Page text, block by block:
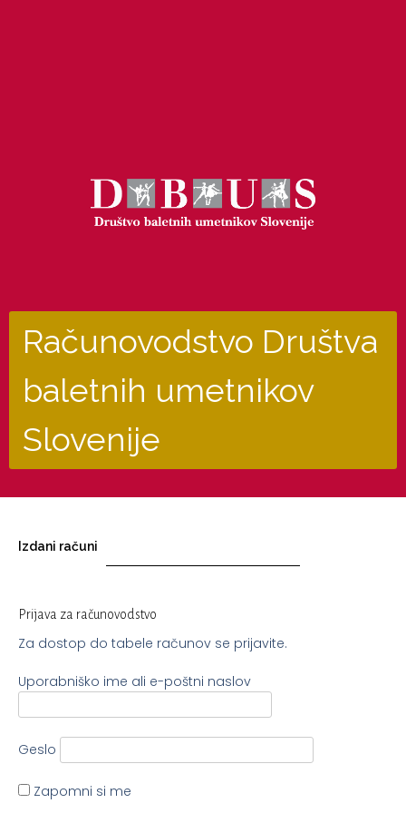
Računovodstvo Društva
baletnih umetnikov
Slovenije
Izdani računi
Prijava za računovodstvo
Za dostop do tabele računov se prijavite.
Uporabniško ime ali e-poštni naslov
Geslo
Zapomni si me